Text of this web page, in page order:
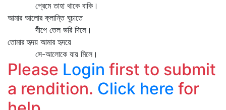
প্রেমে তাহা থাকে বাকি।
আমার আলোর ক্লান্তি ঘুচাতে
দীপে তেল ভরি দিলে।
তোমার হৃদয় আমার হৃদয়ে
সে-আলোকে যায় মিলে।
Please Login first to submit
a rendition. Click here for